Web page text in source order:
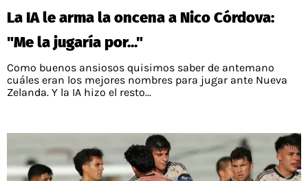
La IA le arma la oncena a Nico Córdova:
"Me la jugaría por..."
Como buenos ansiosos quisimos saber de antemano
cuáles eran los mejores nombres para jugar ante Nueva
Zelanda. Y la IA hizo el resto...